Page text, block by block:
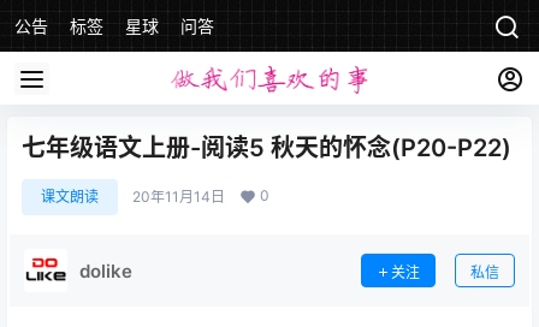
公告 标签 星球 问答
七年级语文上册-阅读5 秋天的怀念(P20-P22)
课文朗读 20年11月14日 0
dolike 关注 私信